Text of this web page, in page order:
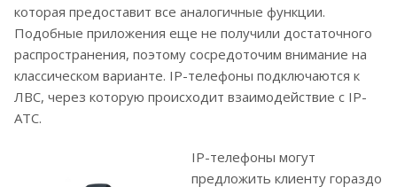
которая предоставит все аналогичные функции.
Подобные приложения еще не получили достаточного
распространения, поэтому сосредоточим внимание на
классическом варианте. IP-телефоны подключаются к
ЛВС, через которую происходит взаимодействие с IP-
АТС.
IP-телефоны могут
предложить клиенту гораздо